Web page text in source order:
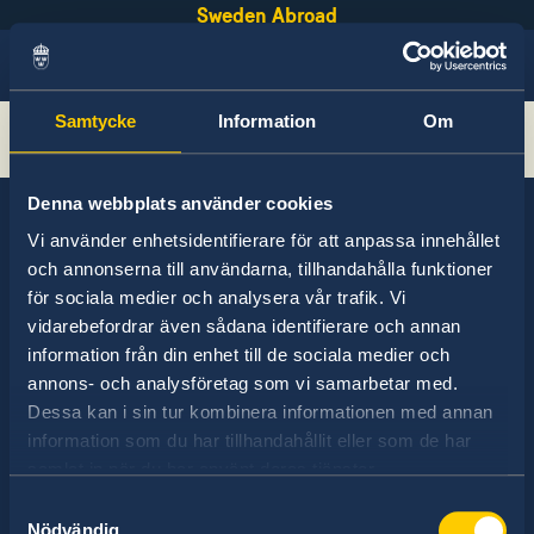
Samtycke Information Om
Denna webbplats använder cookies
Vi använder enhetsidentifierare för att anpassa innehållet
och annonserna till användarna, tillhandahålla funktioner
för sociala medier och analysera vår trafik. Vi
vidarebefordrar även sådana identifierare och annan
information från din enhet till de sociala medier och
annons- och analysföretag som vi samarbetar med.
Dessa kan i sin tur kombinera informationen med annan
information som du har tillhandahållit eller som de har
Nödvändig
Sweden Abroad
La Suède a des relations diplomatiques avec
presque tous les pays du monde. Dans environ
la moitié d'entre eux, la Suède a des
ambassades et consulats. représentation
étrangère suédoise se compose d'environ 100
ambassades et 350 honörkonsulat.